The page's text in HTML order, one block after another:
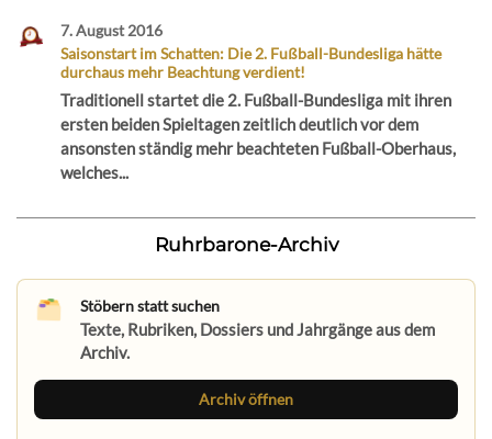
7. August 2016
Saisonstart im Schatten: Die 2. Fußball-Bundesliga hätte
durchaus mehr Beachtung verdient!
Traditionell startet die 2. Fußball-Bundesliga mit ihren
ersten beiden Spieltagen zeitlich deutlich vor dem
ansonsten ständig mehr beachteten Fußball-Oberhaus,
welches...
Ruhrbarone-Archiv
Stöbern statt suchen
Texte, Rubriken, Dossiers und Jahrgänge aus dem
Archiv.
Archiv öffnen